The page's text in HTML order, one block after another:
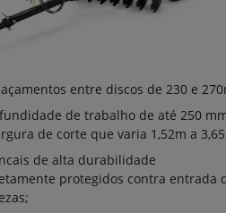
entre discos de 230 e
de trabalho de até 250
de corte que varia 1,52m a
de alta durabilidade
protegidos contra entrada